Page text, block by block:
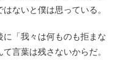
ないと僕は思っている。
「我々は何ものも拒まな
言葉は残さないからだ。